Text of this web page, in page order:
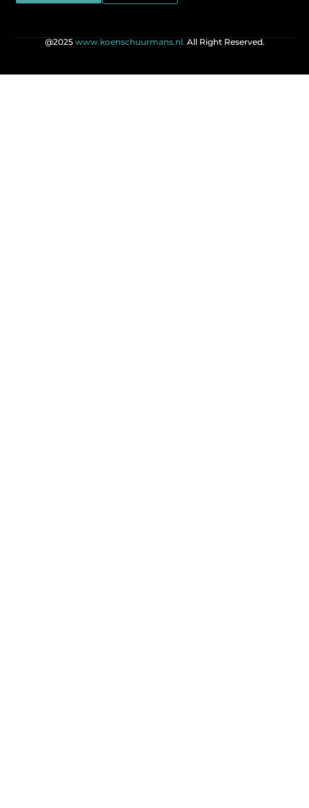
@2025 www.koenschuurmans.nl. All Right Reserved.